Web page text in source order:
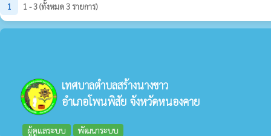
1 1 - 3 (ทั้งหมด 3 รายการ)
เทศบาลตำบลสร้างนางขาว
อำเภอโพนพิสัย จังหวัดหนองคาย
ผู้ดูแลระบบ พัฒนาระบบ